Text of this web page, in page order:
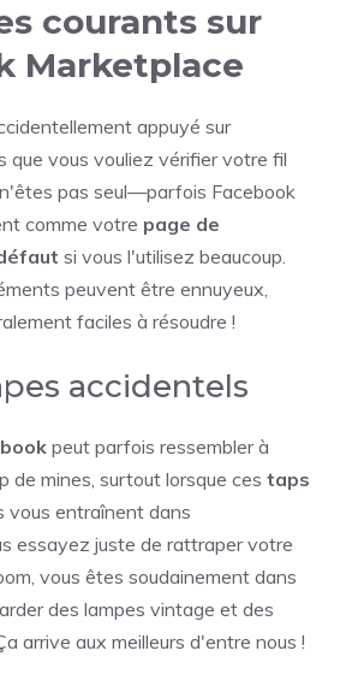
courants sur
Marketplace
appuyé sur
que vous vouliez vérifier votre fil
pas seul—parfois Facebook
comme votre page de
si vous l'utilisez beaucoup.
peuvent être ennuyeux,
faciles à résoudre !
accidentels
peut parfois ressembler à
de mines, surtout lorsque ces taps
vous entraînent dans
essayez juste de rattraper votre
vous êtes soudainement dans
des lampes vintage et des
arrive aux meilleurs d'entre nous !